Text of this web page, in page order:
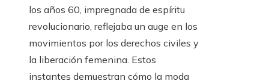
los años 60, impregnada de espíritu
revolucionario, reflejaba un auge en los
movimientos por los derechos civiles y
la liberación femenina. Estos
instantes demuestran cómo la moda